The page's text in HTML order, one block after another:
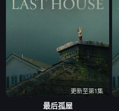
更新至第1集
最后孤屋